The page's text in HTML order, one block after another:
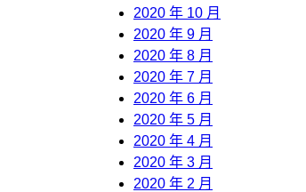
2020 年 10 月
2020 年 9 月
2020 年 8 月
2020 年 7 月
2020 年 6 月
2020 年 5 月
2020 年 4 月
2020 年 3 月
2020 年 2 月